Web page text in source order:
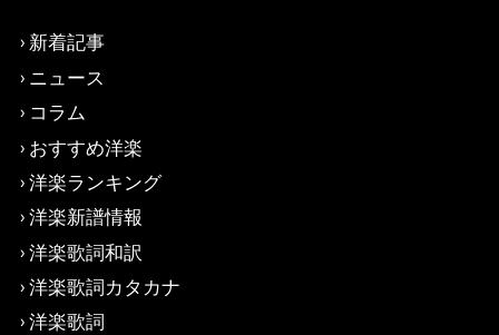
新着記事
ニュース
コラム
おすすめ洋楽
洋楽ランキング
洋楽新譜情報
洋楽歌詞和訳
洋楽歌詞カタカナ
洋楽歌詞